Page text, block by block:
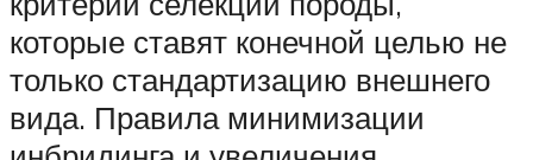
которые ставят конечной целью не
только стандартизацию внешнего
вида. Правила минимизации